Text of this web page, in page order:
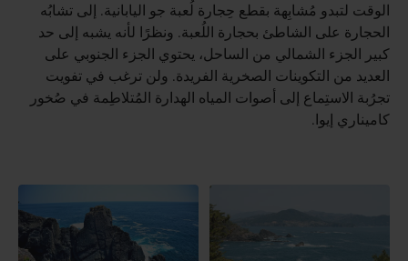
الوقت لتبدو مُشابِهة بقطع حِجارة لُعبة جو اليابانية. إلى تشابُه
الحجارة على الشاطئ بحجارة اللُعبة. ونظرًا لأنه يشبه إلى حد
كبير الجزء الشمالي من الساحل، يحتوي الجزء الجنوبي على
العديد من التكوينات الصخرية الفريدة. ولن ترغب في تفويت
تجرُبة الاستِماع إلى أصوات المياه الهدارة المُتلاطِمة في صُخور
كاميناري إيوا.